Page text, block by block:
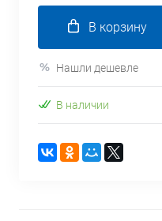
В корзину
Нашли дешевле
В наличии